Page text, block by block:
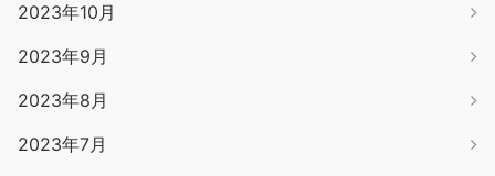
2023年10月
2023年9月
2023年8月
2023年7月